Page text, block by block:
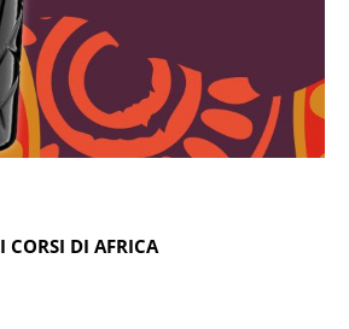
I CORSI DI AFRICA